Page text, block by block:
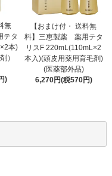
無
テタ
本)
）
)
【おまけ付・ 送料無
料】三恵製薬 薬用テタ
リスF 220mL(110mL×2
本入)(頭皮用薬用育毛剤)
(医薬部外品)
6,270円(税570円)